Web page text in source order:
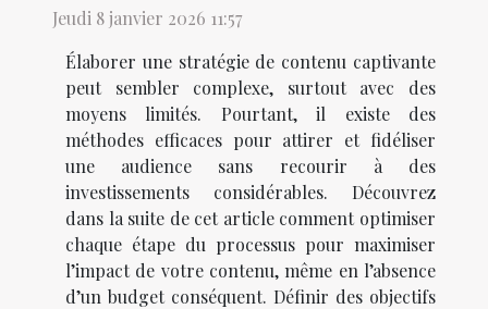
Jeudi 8 janvier 2026 11:57
Élaborer une stratégie de contenu captivante
peut sembler complexe, surtout avec des
moyens limités. Pourtant, il existe des
méthodes efficaces pour attirer et fidéliser
une audience sans recourir à des
investissements considérables. Découvrez
dans la suite de cet article comment optimiser
chaque étape du processus pour maximiser
l’impact de votre contenu, même en l’absence
d’un budget conséquent. Définir des objectifs